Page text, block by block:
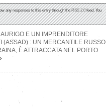
any responses to this entry through theRSS 2.0feed. You
E UN IMPRENDITORE
(ASSAD) : UN MERCANTILE RUSSO
È ATTRACCATA NEL PORTO